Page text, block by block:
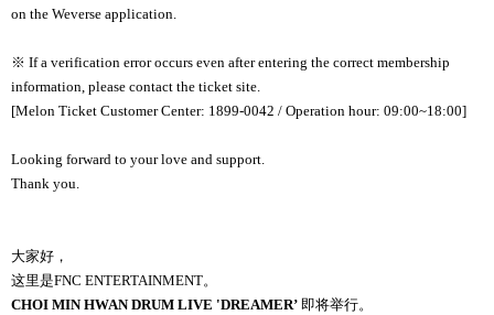
on the Weverse application.
※ If a verification error occurs even after entering the correct membership
information, please contact the ticket site.
[Melon Ticket Customer Center: 1899-0042 / Operation hour: 09:00~18:00]
Looking forward to your love and support.
Thank you.
大家好，
这里是FNC ENTERTAINMENT。
CHOI MIN HWAN DRUM LIVE 'DREAMER’ 即将举行。